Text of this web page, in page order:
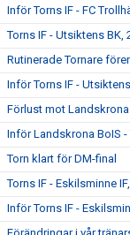
Inför Torns IF - FC
Torns IF - Utsiktens BK,
Rutinerade Tornare
Inför Torns IF -
Förlust mot Landskrona
Inför Landskrona BoIS -
Torn klart för DM-final
Torns IF - Eskilsminne
Inför Torns IF -